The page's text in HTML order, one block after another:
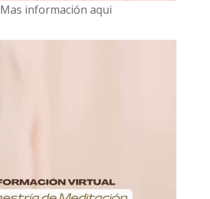
Mas información aqui